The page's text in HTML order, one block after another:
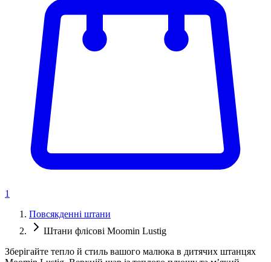
1
Повсякденні штани
Штани флісові Moomin Lustig
Зберігайте тепло й стиль вашого малюка в дитячих штанцях